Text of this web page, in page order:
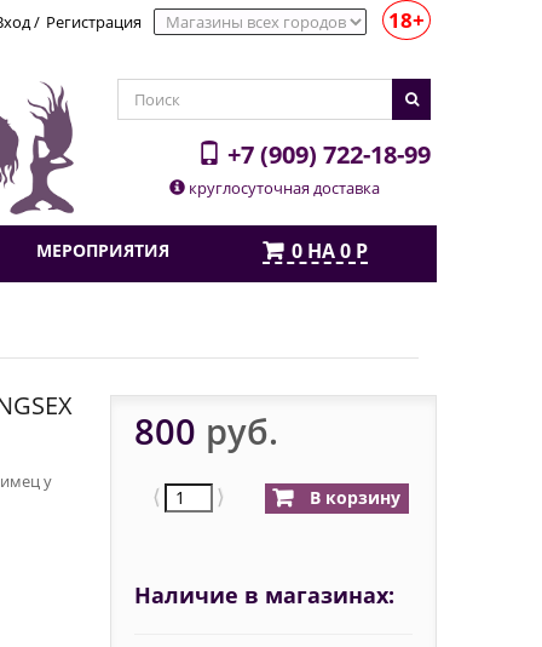
/ Регистрация 18+
+7 (909) 722-18-99
круглосуточная доставка
МЕРОПРИЯТИЯ 0 НА0 Р
у
800 руб.
⟨ ⟩ В корзину
Наличие в магазинах: